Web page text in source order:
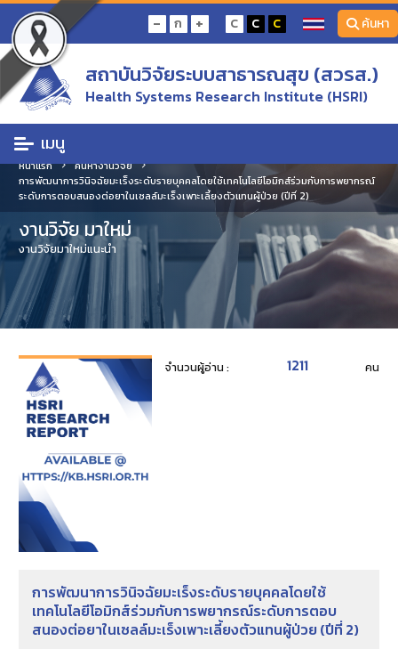
- ก + C C C ค้นหา
สถาบันวิจัยระบบสาธารณสุข (สวรส.)
Health Systems Research Institute (HSRI)
เมนู
หน้าแรก
ค้นหางานวิจัย
การพัฒนาการวินิจฉัยมะเร็งระดับรายบุคคลโดยใช้เทคโนโลยีโอมิกส์ร่วมกับการพยากรณ์
ระดับการตอบสนองต่อยาในเซลล์มะเร็งเพาะเลี้ยงตัวแทนผู้ป่วย (ปีที่ 2)
งานวิจัย มาใหม่
งานวิจัยมาใหม่แนะนำ
จำนวนผู้อ่าน : 1211 คน
การพัฒนาการวินิจฉัยมะเร็งระดับรายบุคคลโดยใช้
เทคโนโลยีโอมิกส์ร่วมกับการพยากรณ์ระดับการตอบ
สนองต่อยาในเซลล์มะเร็งเพาะเลี้ยงตัวแทนผู้ป่วย (ปีที่ 2)